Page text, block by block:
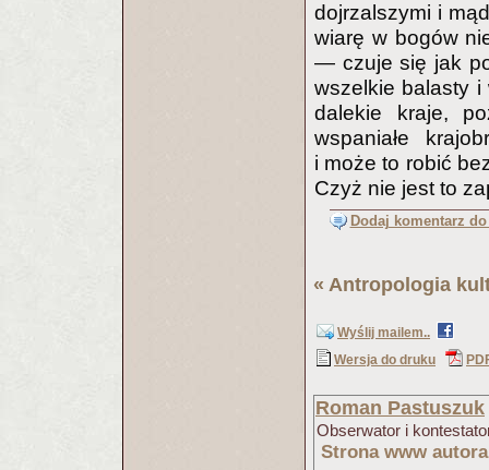
dojrzalszymi i
wiarę w bogów
— czuje się jak
wszelkie balasty i
dalekie kraje,
wspaniałe
i może to robić
Czyż nie jest to
Dodaj komentarz
« Antropologia
Wyślij mailem..
Wersja do druku
Roman Pastuszuk
Obserwator i
Strona www autora